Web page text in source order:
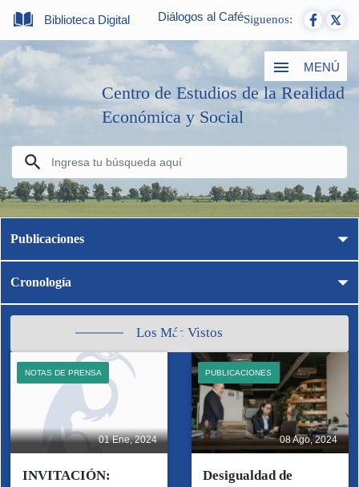
Biblioteca Digital Diálogos al CaféSiguenos:
MENÚ
Centro de Estudios de la Realidad
Económica y Social
Publicaciones
Cronología
Los Más Vistos
01 Ene, 2024
NOTAS DE PRENSA
INVITACIÓN:
08 Ago, 2024
PUBLICACIONES
Desigualdad de